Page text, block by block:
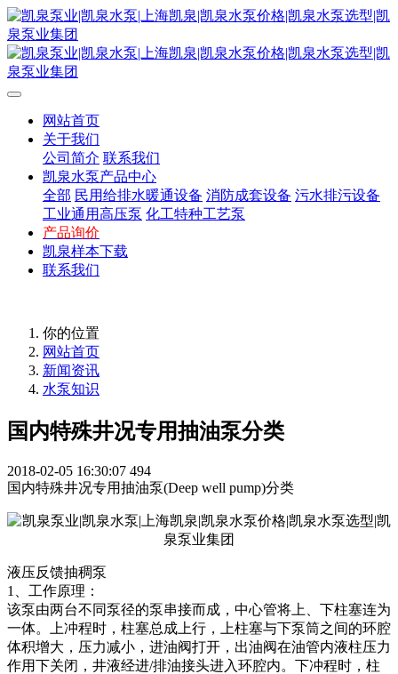
网站首页
关于我们
公司简介 联系我们
凯泉水泵产品中心
全部 民用给排水暖通设备 消防成套设备 污水排污设备
工业通用高压泵 化工特种工艺泵
产品询价
凯泉样本下载
联系我们
你的位置
网站首页
新闻资讯
水泵知识
国内特殊井况专用抽油泵分类
2018-02-05 16:30:07 494
国内特殊井况专用抽油泵(Deep well pump)分类
液压反馈抽稠泵
1、工作原理：
该泵由两台不同泵径的泵串接而成，中心管将上、下柱塞连为
一体。上冲程时，柱塞总成上行，上柱塞与下泵筒之间的环腔
体积增大，压力减小，进油阀打开，出油阀在油管内液柱压力
作用下关闭，井液经进/排油接头进入环腔内。下冲程时，柱